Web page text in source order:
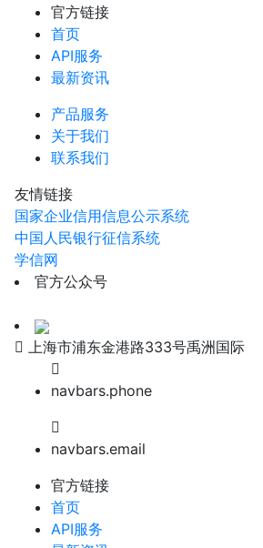
官方链接
首页
API服务
最新资讯
产品服务
关于我们
联系我们
友情链接
国家企业信用信息公示系统
中国人民银行征信系统
学信网
官方公众号
上海市浦东金港路333号禹洲国际
navbars.phone
navbars.email
官方链接
首页
API服务